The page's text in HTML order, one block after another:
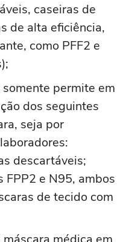
caseiras de
de alta eficiência,
como PFF2 e
permite em
dos seguintes
seja por
descartáveis;
FPP2 e N95, ambos
de tecido com